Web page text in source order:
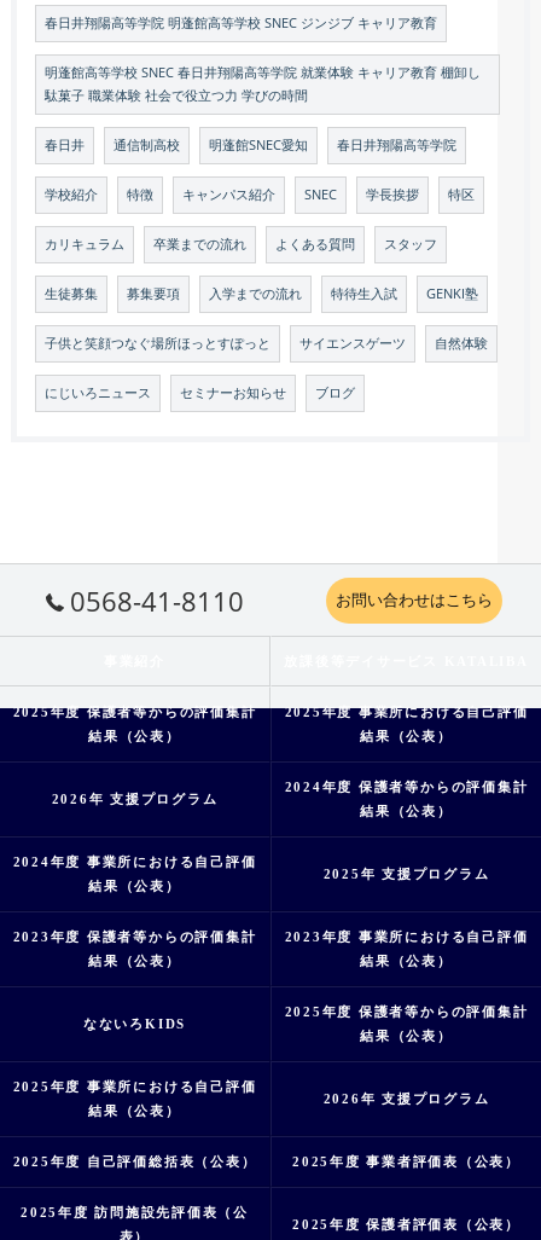
春日井翔陽高等学院 明蓬館高等学校 SNEC ジンジブ キャリア教育
明蓬館高等学校 SNEC 春日井翔陽高等学院 就業体験 キャリア教育 棚卸し
駄菓子 職業体験 社会で役立つ力 学びの時間
春日井 通信制高校 明蓬館SNEC愛知 春日井翔陽高等学院
学校紹介 特徴 キャンパス紹介 SNEC 学長挨拶 特区
カリキュラム 卒業までの流れ よくある質問 スタッフ
生徒募集 募集要項 入学までの流れ 特待生入試 GENKI塾
子供と笑顔つなぐ場所ほっとすぽっと サイエンスゲーツ 自然体験
にじいろニュース セミナーお知らせ ブログ
0568-41-8110 お問い合わせはこちら
2025年度 保護者等からの評価集計
結果（公表）
2025年度 事業所における自己評価
結果（公表）
2026年 支援プログラム
2024年度 保護者等からの評価集計
結果（公表）
2024年度 事業所における自己評価
結果（公表）
2025年 支援プログラム
2023年度 保護者等からの評価集計
結果（公表）
2023年度 事業所における自己評価
結果（公表）
なないろKIDS
2025年度 保護者等からの評価集計
結果（公表）
2025年度 事業所における自己評価
結果（公表）
2026年 支援プログラム
2025年度 自己評価総括表（公表） 2025年度 事業者評価表（公表）
2025年度 訪問施設先評価表（公
表）
2025年度 保護者評価表（公表）